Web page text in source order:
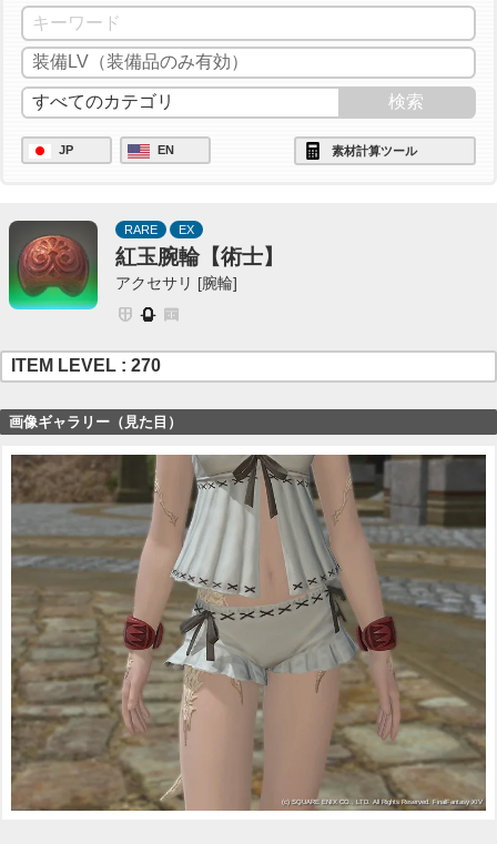
JP EN 素材計算ツール
RARE EX
紅玉腕輪【術士】
アクセサリ [腕輪]
ITEM LEVEL : 270
画像ギャラリー（見た目）